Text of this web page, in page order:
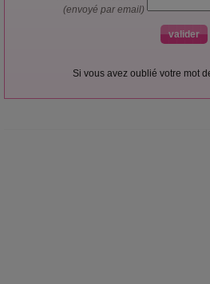
(envoyé par email)
Si vous avez oublié votre mot